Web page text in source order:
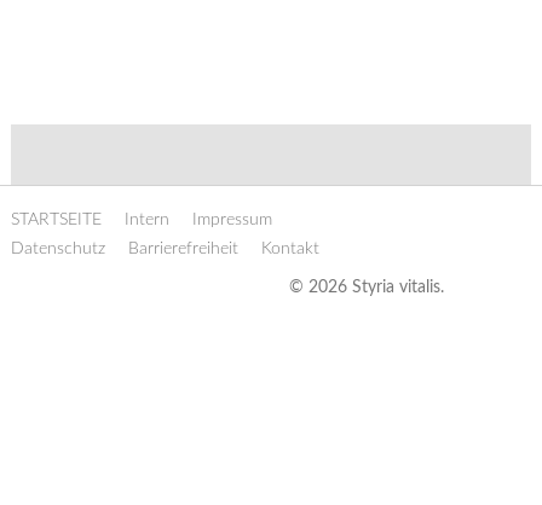
STARTSEITE Intern
Impressum
Datenschutz
Barrierefreiheit Kontakt
© 2026 Styria vitalis.